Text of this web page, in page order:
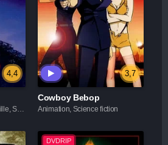
4,4
Animation, Aventure, Famille, Science fiction
3,7
Cowboy Bebop
Animation, Science fiction
DVDRIP